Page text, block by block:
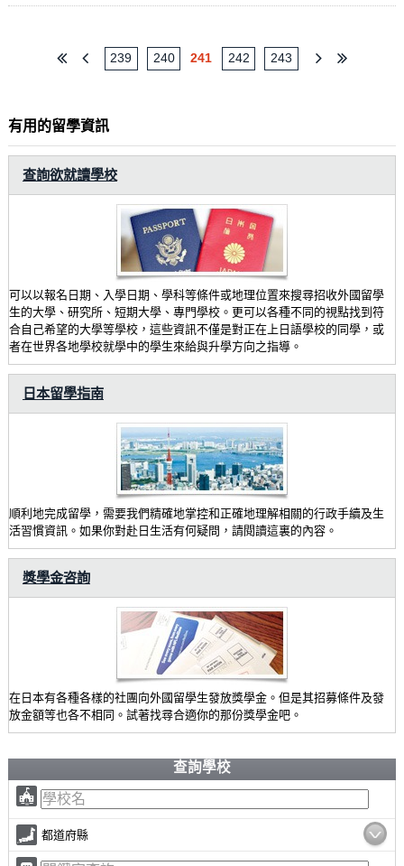
239 240 241 242 243
有用的留學資訊
查詢欲就讀學校
可以以報名日期、入學日期、學科等條件或地理位置來搜尋招收外國留學
生的大學、研究所、短期大學、專門學校。更可以各種不同的視點找到符
合自己希望的大學等學校，這些資訊不僅是對正在上日語學校的同學，或
者在世界各地學校就學中的學生來給與升學方向之指導。
日本留學指南
順利地完成留學，需要我們精確地掌控和正確地理解相關的行政手續及生
活習慣資訊。如果你對赴日生活有何疑問，請閱讀這裏的內容。
獎學金咨詢
在日本有各種各樣的社團向外國留學生發放獎學金。但是其招募條件及發
放金額等也各不相同。試著找尋合適你的那份獎學金吧。
查詢學校
都道府縣